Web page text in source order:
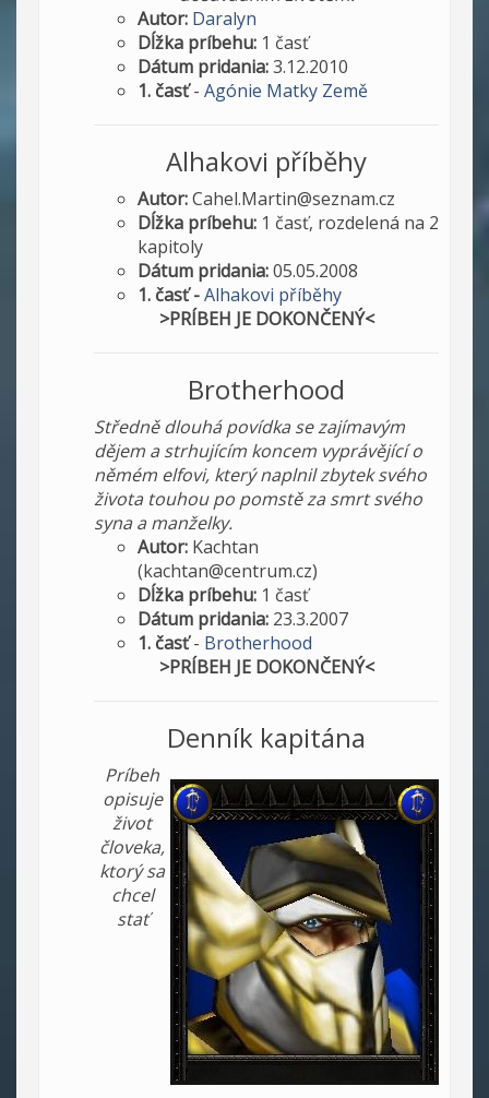
Autor: Daralyn
Dĺžka príbehu: 1 časť
Dátum pridania:3.12.2010
1. časť- Agónie Matky Země
Alhakovi příběhy
Autor:Cahel.Martin@seznam.cz
Dĺžka príbehu: 1 časť, rozdelená na 2
kapitoly
Dátum pridania:05.05.2008
1. časť -Alhakovi příběhy
>PRÍBEH JE DOKONČENÝ<
Brotherhood
Středně dlouhá povídka se zajímavým
dějem a strhujícím koncem vyprávějící o
němém elfovi, který naplnil zbytek svého
života touhou po pomstě za smrt svého
syna a manželky.
Autor: Kachtan
(kachtan@centrum.cz)
Dĺžka príbehu: 1 časť
Dátum pridania: 23.3.2007
1. časť- Brotherhood
>PRÍBEH JE DOKONČENÝ<
Denník kapitána
Príbeh
opisuje
život
človeka,
ktorý sa
chcel
stať